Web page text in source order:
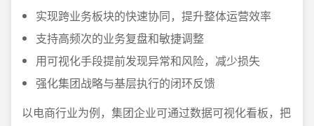
实现跨业务板块的快速协同，提升整体运营效率
支持高频次的业务复盘和敏捷调整
用可视化手段提前发现异常和风险，减少损失
强化集团战略与基层执行的闭环反馈
以电商行业为例，集团企业可通过数据可视化看板，把